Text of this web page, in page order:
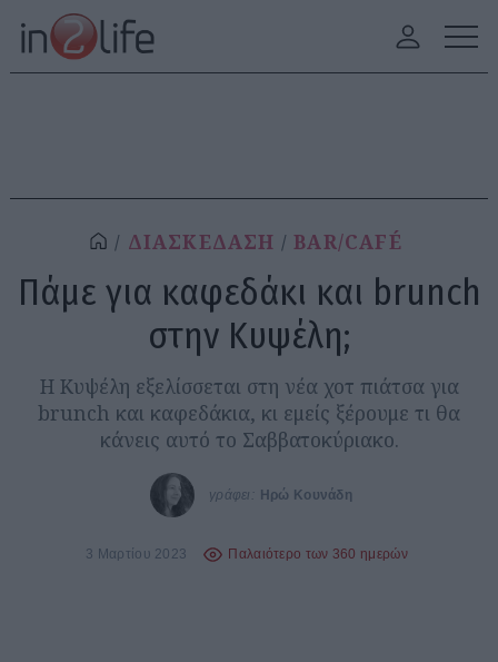
ΔΙΑΣΚΕΔΑΣΗ BAR/CAFÉ
Πάμε για καφεδάκι και brunch
στην Κυψέλη;
Η Κυψέλη εξελίσσεται στη νέα χοτ πιάτσα για
brunch και καφεδάκια, κι εμείς ξέρουμε τι θα
κάνεις αυτό το Σαββατοκύριακο.
γράφει: Ηρώ Κουνάδη
3 Μαρτίου 2023 Παλαιότερο των 360 ημερών